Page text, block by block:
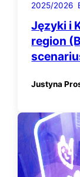
2025/2026
Języki i
region
Justyna